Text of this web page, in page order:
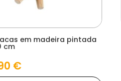
em madeira pintada
cm
€